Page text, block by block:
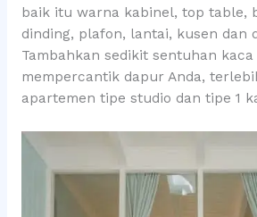
baik itu warna kabinel, top table,
dinding, plafon, lantai, kusen dan
Tambahkan sedikit sentuhan
mempercantik dapur Anda,
apartemen tipe studio dan tipe 1